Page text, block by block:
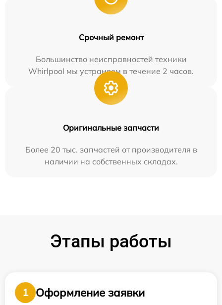
Срочный ремонт
Большинство неисправностей техники
Whirlpool мы устраняем в течение 2 часов.
Оригинальные запчасти
Более 20 тыс. запчастей от производителя в
наличии на собственных складах.
Этапы работы
1
Оформление заявки